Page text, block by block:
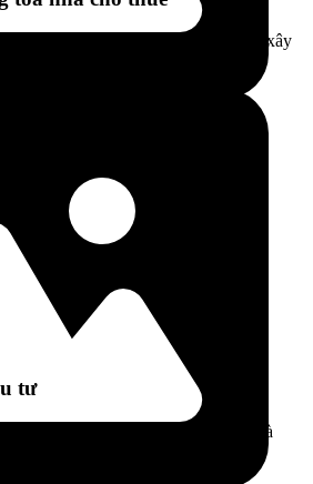
tìm kiếm, thủ tục, thiết kế và quản lý xây
tư
đầu tư bao gồm tìm kiếm, thanh lý và
lưu trú